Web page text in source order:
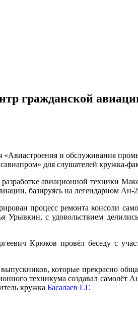
гражданской
«Авиастроения и обслуживания
для слушателей кружка-
разработке авиационной
базируясь на легендарном Ан-
процесс ремонта консоли
с удовольствием
Крюков провёл беседу с
которые прекрасно
техникума создавал
кружка Басалаев Г.Г.